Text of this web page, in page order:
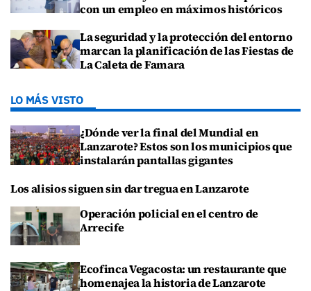
con un empleo en máximos históricos
La seguridad y la protección del entorno
marcan la planificación de las Fiestas de
La Caleta de Famara
LO MÁS VISTO
¿Dónde ver la final del Mundial en
Lanzarote? Estos son los municipios que
instalarán pantallas gigantes
Los alisios siguen sin dar tregua en Lanzarote
Operación policial en el centro de
Arrecife
Ecofinca Vegacosta: un restaurante que
homenajea la historia de Lanzarote